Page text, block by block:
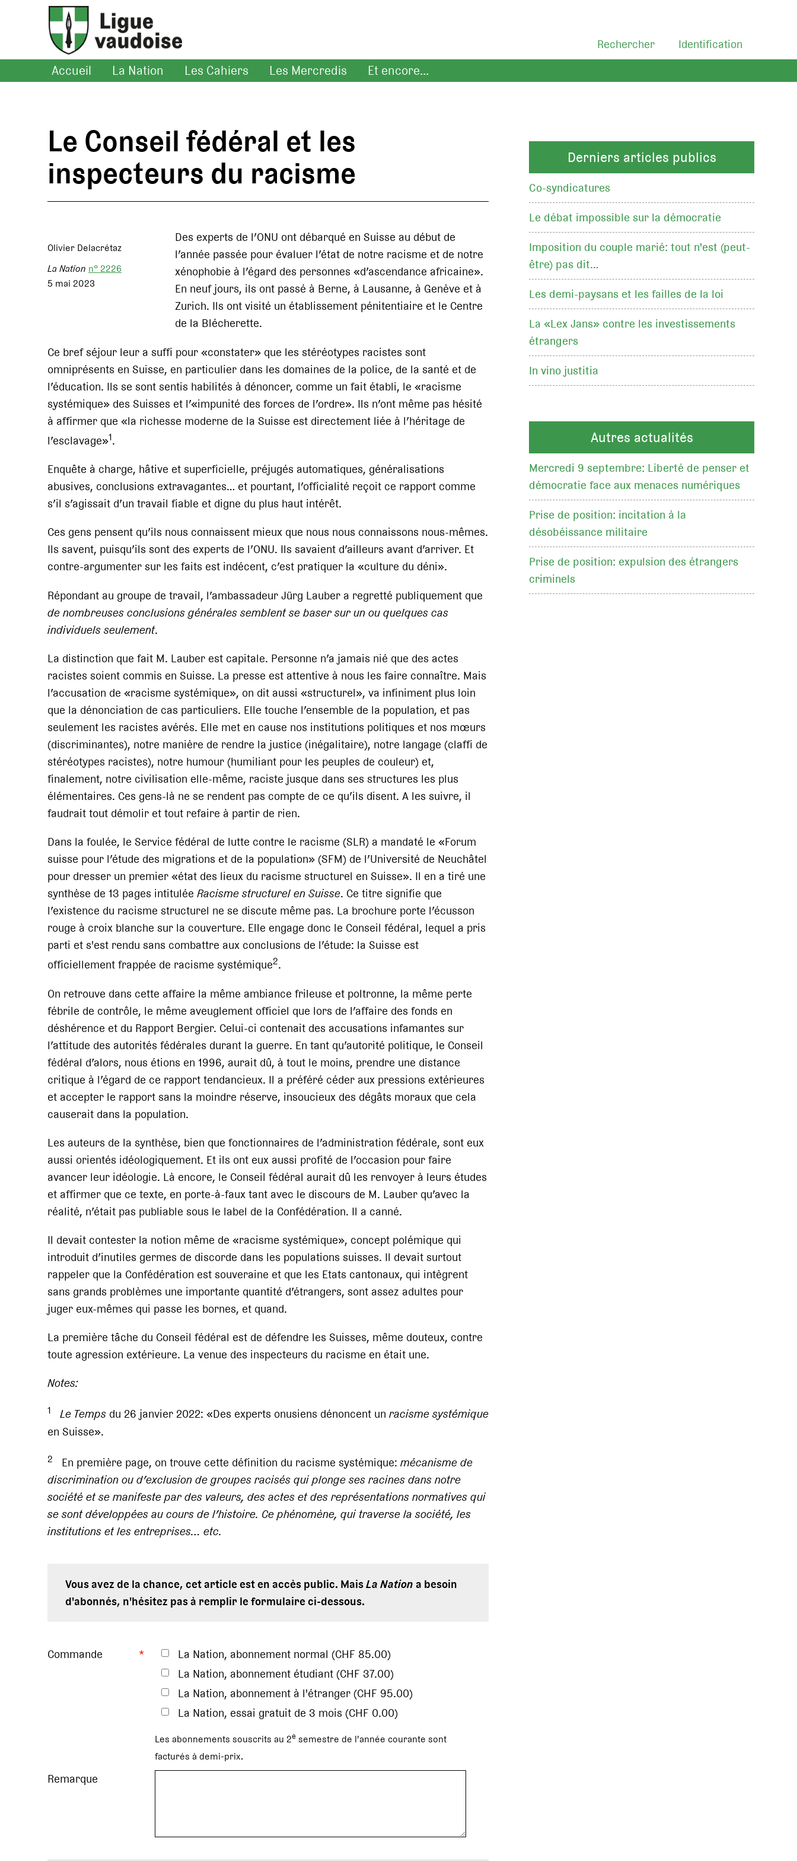
Identification
Rechercher
Accueil La Nation Les Cahiers Les Mercredis Et encore...
Le Conseil fédéral et les
inspecteurs du racisme
Olivier Delacrétaz
La Nation n° 2226
5 mai 2023
Des experts de l’ONU ont débarqué en Suisse au début de
l’année passée pour évaluer l’état de notre racisme et de notre
xénophobie à l’égard des personnes «d’ascendance africaine».
En neuf jours, ils ont passé à Berne, à Lausanne, à Genève et à
Zurich. Ils ont visité un établissement pénitentiaire et le Centre
de la Blécherette.
Ce bref séjour leur a suffi pour «constater» que les stéréotypes racistes sont
omniprésents en Suisse, en particulier dans les domaines de la police, de la santé et de
l’éducation. Ils se sont sentis habilités à dénoncer, comme un fait établi, le «racisme
systémique» des Suisses et l’«impunité des forces de l’ordre». Ils n’ont même pas hésité
à affirmer que «la richesse moderne de la Suisse est directement liée à l’héritage de
l’esclavage»1.
Enquête à charge, hâtive et superficielle, préjugés automatiques, généralisations
abusives, conclusions extravagantes… et pourtant, l’officialité reçoit ce rapport comme
s’il s’agissait d’un travail fiable et digne du plus haut intérêt.
Ces gens pensent qu’ils nous connaissent mieux que nous nous connaissons nous-mêmes.
Ils savent, puisqu’ils sont des experts de l’ONU. Ils savaient d’ailleurs avant d’arriver. Et
contre-argumenter sur les faits est indécent, c’est pratiquer la «culture du déni».
Répondant au groupe de travail, l’ambassadeur Jürg Lauber a regretté publiquement que
de nombreuses conclusions générales semblent se baser sur un ou quelques cas
individuels seulement.
La distinction que fait M. Lauber est capitale. Personne n’a jamais nié que des actes
racistes soient commis en Suisse. La presse est attentive à nous les faire connaître. Mais
l’accusation de «racisme systémique», on dit aussi «structurel», va infiniment plus loin
que la dénonciation de cas particuliers. Elle touche l’ensemble de la population, et pas
seulement les racistes avérés. Elle met en cause nos institutions politiques et nos mœurs
(discriminantes), notre manière de rendre la justice (inégalitaire), notre langage (claffi de
stéréotypes racistes), notre humour (humiliant pour les peuples de couleur) et,
finalement, notre civilisation elle-même, raciste jusque dans ses structures les plus
élémentaires. Ces gens-là ne se rendent pas compte de ce qu’ils disent. A les suivre, il
faudrait tout démolir et tout refaire à partir de rien.
Dans la foulée, le Service fédéral de lutte contre le racisme (SLR) a mandaté le «Forum
suisse pour l’étude des migrations et de la population» (SFM) de l’Université de Neuchâtel
pour dresser un premier «état des lieux du racisme structurel en Suisse». Il en a tiré une
synthèse de 13 pages intitulée Racisme structurel en Suisse. Ce titre signifie que
l’existence du racisme structurel ne se discute même pas. La brochure porte l’écusson
rouge à croix blanche sur la couverture. Elle engage donc le Conseil fédéral, lequel a pris
parti et s'est rendu sans combattre aux conclusions de l’étude: la Suisse est
officiellement frappée de racisme systémique2.
On retrouve dans cette affaire la même ambiance frileuse et poltronne, la même perte
fébrile de contrôle, le même aveuglement officiel que lors de l’affaire des fonds en
déshérence et du Rapport Bergier. Celui-ci contenait des accusations infamantes sur
l’attitude des autorités fédérales durant la guerre. En tant qu’autorité politique, le Conseil
fédéral d’alors, nous étions en 1996, aurait dû, à tout le moins, prendre une distance
critique à l’égard de ce rapport tendancieux. Il a préféré céder aux pressions extérieures
et accepter le rapport sans la moindre réserve, insoucieux des dégâts moraux que cela
causerait dans la population.
Les auteurs de la synthèse, bien que fonctionnaires de l’administration fédérale, sont eux
aussi orientés idéologiquement. Et ils ont eux aussi profité de l’occasion pour faire
avancer leur idéologie. Là encore, le Conseil fédéral aurait dû les renvoyer à leurs études
et affirmer que ce texte, en porte-à-faux tant avec le discours de M. Lauber qu’avec la
réalité, n’était pas publiable sous le label de la Confédération. Il a canné.
Il devait contester la notion même de «racisme systémique», concept polémique qui
introduit d’inutiles germes de discorde dans les populations suisses. Il devait surtout
rappeler que la Confédération est souveraine et que les Etats cantonaux, qui intègrent
sans grands problèmes une importante quantité d’étrangers, sont assez adultes pour
juger eux-mêmes qui passe les bornes, et quand.
La première tâche du Conseil fédéral est de défendre les Suisses, même douteux, contre
toute agression extérieure. La venue des inspecteurs du racisme en était une.
Notes:
1 Le Temps du 26 janvier 2022: «Des experts onusiens dénoncent un racisme systémique
en Suisse».
2 En première page, on trouve cette définition du racisme systémique: mécanisme de
discrimination ou d’exclusion de groupes racisés qui plonge ses racines dans notre
société et se manifeste par des valeurs, des actes et des représentations normatives qui
se sont développées au cours de l’histoire. Ce phénomène, qui traverse la société, les
institutions et les entreprises… etc.
Vous avez de la chance, cet article est en accès public. MaisLa Nationa besoin
d'abonnés, n'hésitez pas à remplir le formulaire ci-dessous.
Commande *
La Nation, abonnement normal (CHF 85.00)
La Nation, abonnement étudiant (CHF 37.00)
La Nation, abonnement à l'étranger (CHF 95.00)
La Nation, essai gratuit de 3 mois (CHF 0.00)
Les abonnements souscrits au 2e semestre de l'année courante sont
facturés à demi-prix.
Remarque
Derniers articles publics
Co-syndicatures
Le débat impossible sur la démocratie
Imposition du couple marié: tout n'est (peut-
être) pas dit…
Les demi-paysans et les failles de la loi
La «Lex Jans» contre les investissements
étrangers
In vino justitia
Autres actualités
Mercredi 9 septembre: Liberté de penser et
démocratie face aux menaces numériques
Prise de position: incitation à la
désobéissance militaire
Prise de position: expulsion des étrangers
criminels